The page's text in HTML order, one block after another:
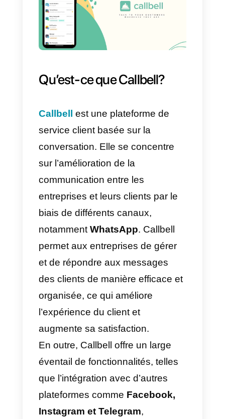
marketing comptabilité,
etc. :
application pour gérer chaque
business. Il nous apporte aussi,
des statistiques spécialisés, du
support client, une interface
simple et centrées sur les ventes.
Qu’est-ce que Callbell?
Callbell est une plateforme de